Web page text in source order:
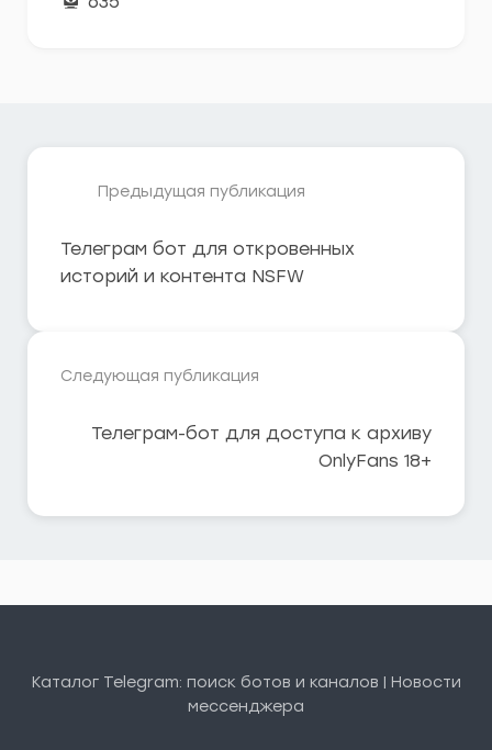
Предыдущая публикация
Телеграм бот для откровенных
историй и контента NSFW
Следующая публикация
Телеграм-бот для доступа к архиву
OnlyFans 18+
Каталог Telegram: поиск ботов и каналов | Новости
мессенджера